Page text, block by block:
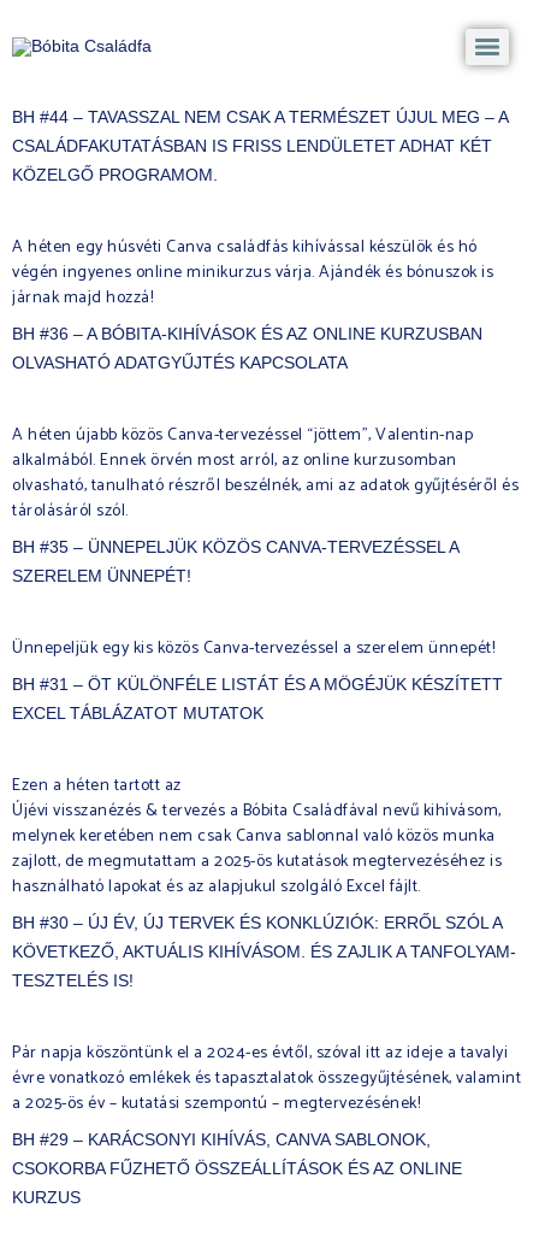
BH #44 – TAVASSZAL NEM CSAK A TERMÉSZET ÚJUL MEG – A
CSALÁDFAKUTATÁSBAN IS FRISS LENDÜLETET ADHAT KÉT
KÖZELGŐ PROGRAMOM.
A héten egy húsvéti Canva családfás kihívással készülök és hó
végén ingyenes online minikurzus várja. Ajándék és bónuszok is
járnak majd hozzá!
BH #36 – A BÓBITA-KIHÍVÁSOK ÉS AZ ONLINE KURZUSBAN
OLVASHATÓ ADATGYŰJTÉS KAPCSOLATA
A héten újabb közös Canva-tervezéssel “jöttem”, Valentin-nap
alkalmából. Ennek örvén most arról, az online kurzusomban
olvasható, tanulható részről beszélnék, ami az adatok gyűjtéséről és
tárolásáról szól.
BH #35 – ÜNNEPELJÜK KÖZÖS CANVA-TERVEZÉSSEL A
SZERELEM ÜNNEPÉT!
Ünnepeljük egy kis közös Canva-tervezéssel a szerelem ünnepét!
BH #31 – ÖT KÜLÖNFÉLE LISTÁT ÉS A MÖGÉJÜK KÉSZÍTETT
EXCEL TÁBLÁZATOT MUTATOK
Ezen a héten tartott az
Újévi visszanézés & tervezés a Bóbita Családfával nevű kihívásom,
melynek keretében nem csak Canva sablonnal való közös munka
zajlott, de megmutattam a 2025-ös kutatások megtervezéséhez is
használható lapokat és az alapjukul szolgáló Excel fájlt.
BH #30 – ÚJ ÉV, ÚJ TERVEK ÉS KONKLÚZIÓK: ERRŐL SZÓL A
KÖVETKEZŐ, AKTUÁLIS KIHÍVÁSOM. ÉS ZAJLIK A TANFOLYAM-
TESZTELÉS IS!
Pár napja köszöntünk el a 2024-es évtől, szóval itt az ideje a tavalyi
évre vonatkozó emlékek és tapasztalatok összegyűjtésének, valamint
a 2025-ös év – kutatási szempontú – megtervezésének!
BH #29 – KARÁCSONYI KIHÍVÁS, CANVA SABLONOK,
CSOKORBA FŰZHETŐ ÖSSZEÁLLÍTÁSOK ÉS AZ ONLINE
KURZUS